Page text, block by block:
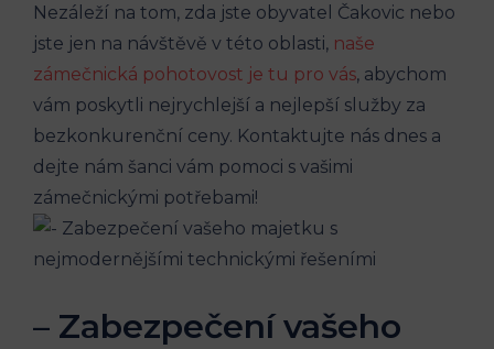
Nezáleží na tom, zda jste obyvatel Čakovic nebo
jste jen na návštěvě v této oblasti, naše
zámečnická pohotovost je tu pro vás, abychom
vám poskytli nejrychlejší a nejlepší služby za
bezkonkurenční ceny. Kontaktujte nás dnes a
dejte nám šanci vám pomoci s vašimi
zámečnickými potřebami!
– Zabezpečení vašeho